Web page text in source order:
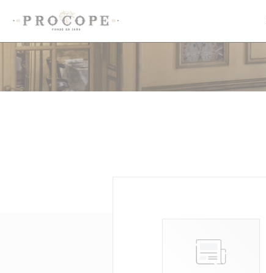
Personalización de sus opciones de cookies